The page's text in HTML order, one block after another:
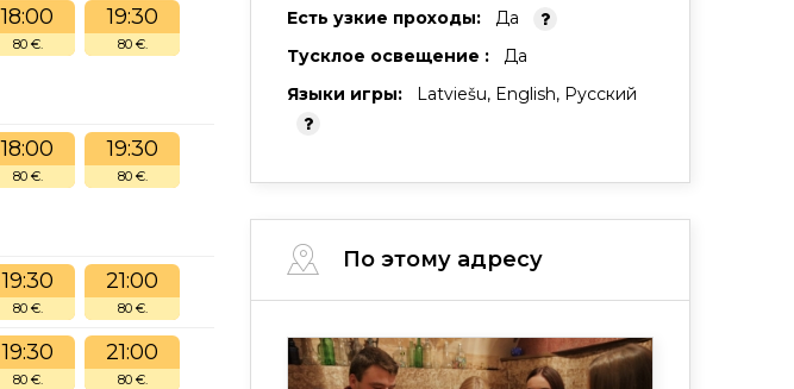
18:00
80 €.
19:30
80 €.
18:00
80 €.
19:30
80 €.
19:30
80 €.
21:00
80 €.
19:30
80 €.
21:00
80 €.
Есть узкие проходы:
Да
Тусклое освещение :
Да
Языки игры:
Latviešu, English, Русский
По этому адресу